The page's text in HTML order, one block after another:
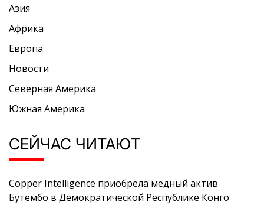
Азия
Африка
Европа
Новости
Северная Америка
Южная Америка
СЕЙЧАС ЧИТАЮТ
Copper Intelligence приобрела медный актив
Бутембо в Демократической Республике Конго